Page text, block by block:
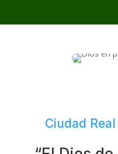
Ciudad Real